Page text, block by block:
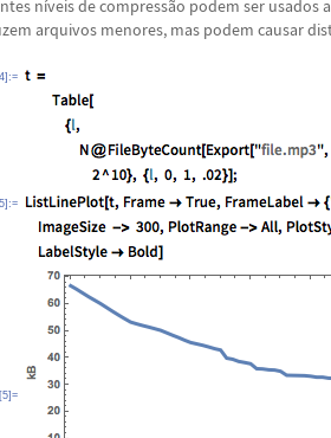
níveis de compressão podem ser usados
arquivos menores, mas podem causar